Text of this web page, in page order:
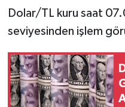
Dolar/TL kuru saat
seviyesinden işlem